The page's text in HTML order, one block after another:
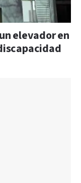
elevador en